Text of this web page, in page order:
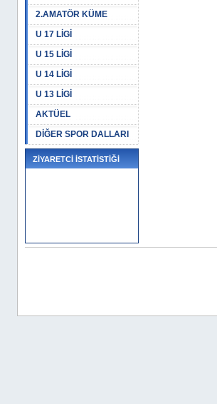
2.AMATÖR KÜME
U 17 LİGİ
U 15 LİGİ
U 14 LİGİ
U 13 LİGİ
AKTÜEL
DİĞER SPOR DALLARI
ZİYARETCİ İSTATİSTİĞİ